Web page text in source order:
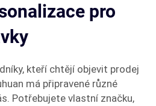
pro
kteří chtějí objevit prodej
má připravené různé
Potřebujete vlastní značku,